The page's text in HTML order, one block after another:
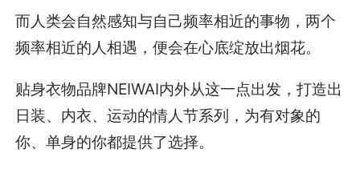
而人类会自然感知与自己频率相近的事物，两个
频率相近的人相遇，便会在心底绽放出烟花。
贴身衣物品牌NEIWAI内外从这一点出发，打造出
日装、内衣、运动的情人节系列，为有对象的
你、单身的你都提供了选择。